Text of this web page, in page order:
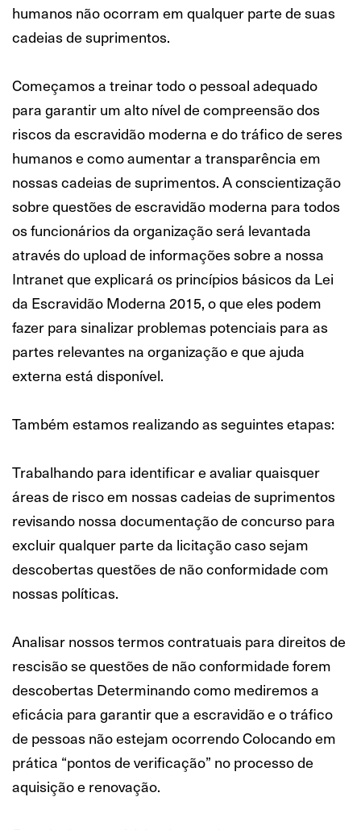
humanos não ocorram em qualquer parte de suas
cadeias de suprimentos.
Começamos a treinar todo o pessoal adequado
para garantir um alto nível de compreensão dos
riscos da escravidão moderna e do tráfico de seres
humanos e como aumentar a transparência em
nossas cadeias de suprimentos. A conscientização
sobre questões de escravidão moderna para todos
os funcionários da organização será levantada
através do upload de informações sobre a nossa
Intranet que explicará os princípios básicos da Lei
da Escravidão Moderna 2015, o que eles podem
fazer para sinalizar problemas potenciais para as
partes relevantes na organização e que ajuda
externa está disponível.
Também estamos realizando as seguintes etapas:
Trabalhando para identificar e avaliar quaisquer
áreas de risco em nossas cadeias de suprimentos
revisando nossa documentação de concurso para
excluir qualquer parte da licitação caso sejam
descobertas questões de não conformidade com
nossas políticas.
Analisar nossos termos contratuais para direitos de
rescisão se questões de não conformidade forem
descobertas Determinando como mediremos a
eficácia para garantir que a escravidão e o tráfico
de pessoas não estejam ocorrendo Colocando em
prática “pontos de verificação” no processo de
aquisição e renovação.